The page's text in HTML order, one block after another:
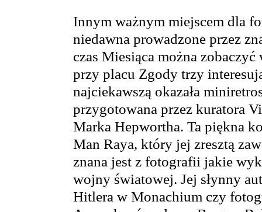
Innym ważnym miejscem dla
niedawna prowadzone przez
czas Miesiąca można
przy placu Zgody trzy
najciekawszą okazała
przygotowana przez kuratora
Marka Hepwortha. Ta piękna
Man Raya, który jej zresztą
znana jest z fotografii jakie
wojny światowej. Jej słynny
Hitlera w Monachium czy